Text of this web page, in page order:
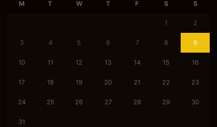
M T W T F S S
1 2
3 4 5 6 7 8 9
10 11 12 13 14 15 16
17 18 19 20 21 22 23
24 25 26 27 28 29 30
31